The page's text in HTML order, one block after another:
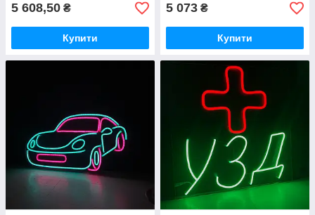
5 608,50 ₴
Купити
5 073 ₴
Купити